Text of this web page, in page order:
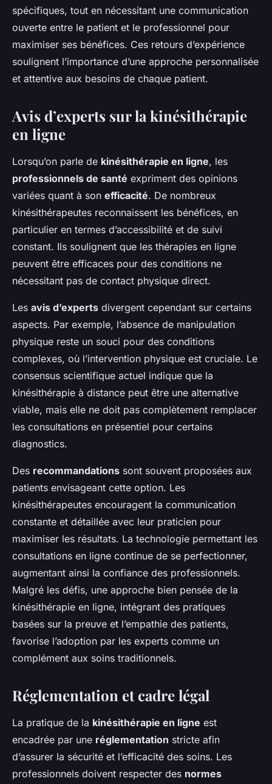
spécifiques, tout en nécessitant une communication
ouverte entre le patient et le professionnel pour
maximiser ses bénéfices. Ces retours d’expérience
soulignent l’importance d’une approche personnalisée
et attentive aux besoins de chaque patient.
Avis d’experts sur la kinésithérapie
en ligne
Lorsqu’on parle de kinésithérapie en ligne, les
professionnels de santé expriment des opinions
variées quant à son efficacité. De nombreux
kinésithérapeutes reconnaissent les bénéfices, en
particulier en termes d’accessibilité et de suivi
constant. Ils soulignent que les thérapies en ligne
peuvent être efficaces pour des conditions ne
nécessitant pas de contact physique direct.
Les avis d’experts divergent cependant sur certains
aspects. Par exemple, l’absence de manipulation
physique reste un souci pour des conditions
complexes, où l’intervention physique est cruciale. Le
consensus scientifique actuel indique que la
kinésithérapie à distance peut être une alternative
viable, mais elle ne doit pas complètement remplacer
les consultations en présentiel pour certains
diagnostics.
Des recommandations sont souvent proposées aux
patients envisageant cette option. Les
kinésithérapeutes encouragent la communication
constante et détaillée avec leur praticien pour
maximiser les résultats. La technologie permettant les
consultations en ligne continue de se perfectionner,
augmentant ainsi la confiance des professionnels.
Malgré les défis, une approche bien pensée de la
kinésithérapie en ligne, intégrant des pratiques
basées sur la preuve et l’empathie des patients,
favorise l’adoption par les experts comme un
complément aux soins traditionnels.
Réglementation et cadre légal
La pratique de la kinésithérapie en ligne est
encadrée par une réglementation stricte afin
d’assurer la sécurité et l’efficacité des soins. Les
professionnels doivent respecter des normes